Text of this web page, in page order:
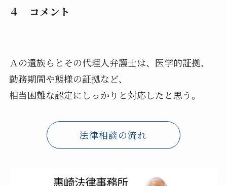
４ コメント
Ａの遺族らとその代理人弁護士は、医学的証拠、
勤務期間や態様の証拠など、
相当困難な認定にしっかりと対応したと思う。
法律相談の流れ